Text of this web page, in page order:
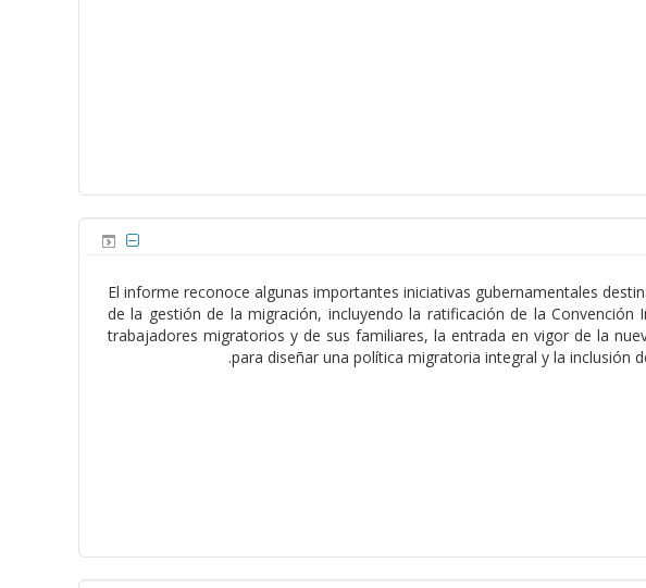
El informe reconoce algunas importantes iniciativas gubernamentales
de la gestión de la migración, incluyendo la ratificación de la
trabajadores migratorios y de sus familiares, la entrada en vigor de la
para diseñar una política migratoria integral y la inclusión